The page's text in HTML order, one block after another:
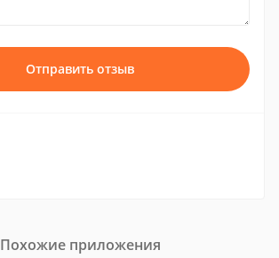
Отправить отзыв
Похожие приложения